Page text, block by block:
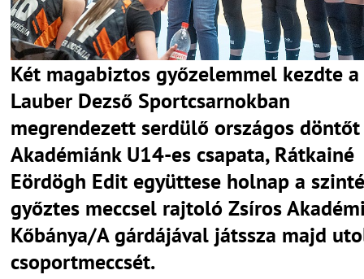
Két magabiztos győzelemmel kezdte a
Lauber Dezső Sportcsarnokban
megrendezett serdülő országos döntőt
Akadémiánk U14-es csapata, Rátkainé
Eördögh Edit együttese holnap a
győztes meccsel rajtoló Zsíros
Kőbánya/A gárdájával játssza majd
csoportmeccsét.